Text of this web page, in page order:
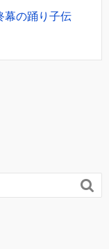
幕の踊り子伝
